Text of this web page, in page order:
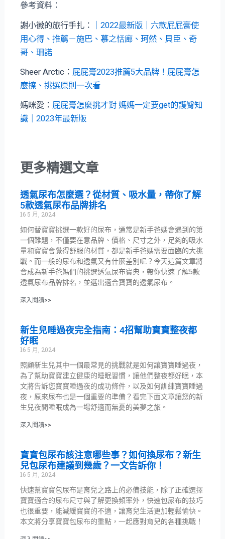
參考資料：
謝小徽的旅行手扎：
｜2022最新版｜六款屁屁膏使
用心得、推薦－施巴、慕之恬廊、珂然、貝臣、奇
哥、珊諾
Sheer Arctic： 屁屁膏2023推薦5大品牌！屁屁膏怎
麼擦、挑選原則一次看
媽咪愛： 屁屁膏怎麼挑才對 媽媽一定要get的護臀知
識｜2023年最新版
更多精選文章
透氣尿布怎麼選？從材質、吸水量，帶你了解
5款透氣尿布品牌排名
16 5 月, 2024
如何替寶寶挑選一款好的尿布，通常是新手爸媽會遇到的第
一個難題，不僅要在意品牌、價格、尺寸之外，足夠的吸水
量和寶寶會覺得舒服的材質，都是新手爸媽需要面臨的大挑
戰。而一般的尿布和透氣又有什麼差別呢？今天這篇文章將
會成為新手爸媽們的挑選透氣尿布寶典，帶你快速了解5款
透氣尿布品牌排名，並選出適合寶寶的透氣尿布。
深入閱讀>>
新生兒睡過夜完全指南：4招幫助寶寶整夜都
好眠
16 5 月, 2024
照顧新生兒其中一個最常見的挑戰就是如何讓寶寶睡過夜，
為了幫助寶寶建立健康的睡眠習慣，讓他們整夜都好眠，本
文將告訴您寶寶睡過夜的成功條件，以及如何訓練寶寶睡過
夜，原來尿布也是一個重要的準備？看完下面文章讓您的新
生兒夜間睡眠成為一場舒適而無憂的美夢之旅。
深入閱讀>>
寶寶包尿布該注意哪些事？如何換尿布？新生
兒包尿布建議到幾歲？一文告訴你！
16 5 月, 2024
快速幫寶寶包尿布是育兒之路上的必備技能，除了正確選擇
寶寶適合的尿布尺寸與了解更換頻率外，快速包尿布的技巧
也很重要，能減緩寶寶的不適，讓育兒生活更加輕鬆愉快。
本文將分享寶寶包尿布的重點，一起應對育兒的各種挑戰！